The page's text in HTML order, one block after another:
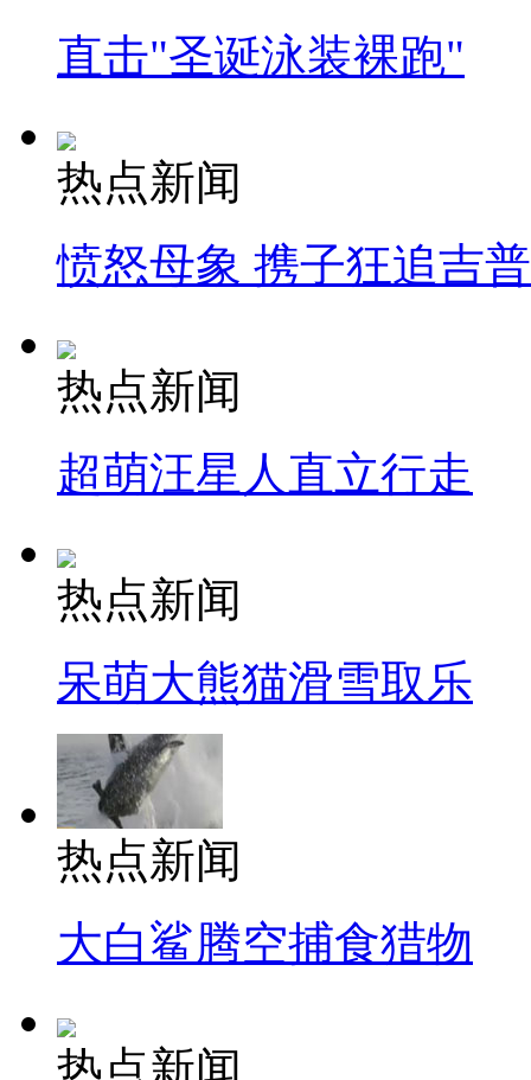
直击"圣诞泳装裸跑"
热点新闻
愤怒母象 携子狂追吉
热点新闻
超萌汪星人直立行走
热点新闻
呆萌大熊猫滑雪取乐
热点新闻
大白鲨腾空捕食猎物
热点新闻